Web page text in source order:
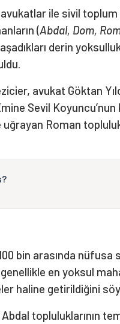
avukatlar ile sivil
(Abdal, Dom,
derin
avukat Göktan
Sevil Koyuncu’nun
Roman
bin arasında nüfusa
en yoksul
haline getirildiğini
topluluklarının